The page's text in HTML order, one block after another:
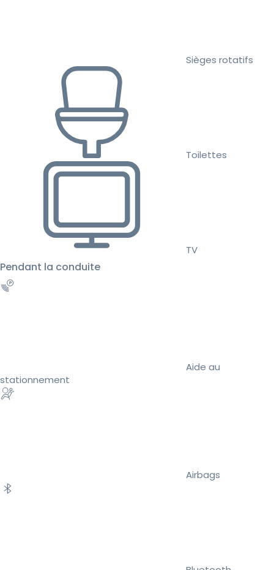
Sièges rotatifs
Toilettes
TV
Pendant la conduite
Aide au
stationnement
Airbags